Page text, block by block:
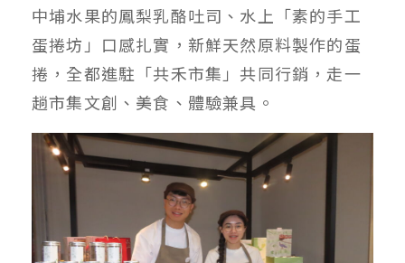
中埔水果的鳳梨乳酪吐司、水上「素的手工
蛋捲坊」口感扎實，新鮮天然原料製作的蛋
捲，全都進駐「共禾市集」共同行銷，走一
趟市集文創、美食、體驗兼具。